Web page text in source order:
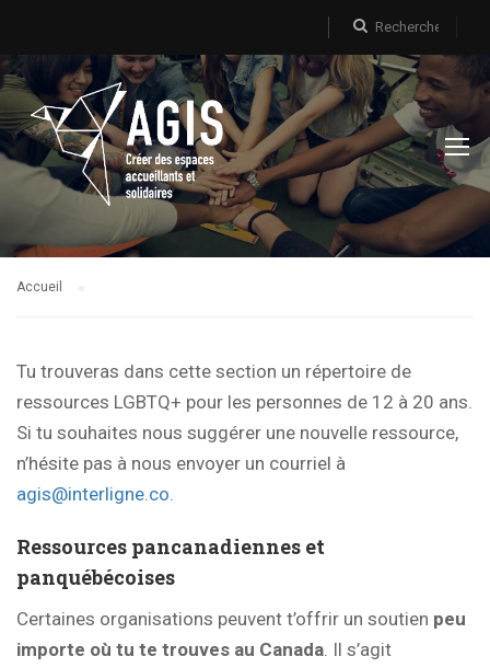
Accueil
Tu trouveras dans cette section un répertoire de
ressources LGBTQ+ pour les personnes de 12 à 20 ans.
Si tu souhaites nous suggérer une nouvelle ressource,
n’hésite pas à nous envoyer un courriel à
agis@interligne.co.
Ressources pancanadiennes et
panquébécoises
Certaines organisations peuvent t’offrir un soutien peu
importe où tu te trouves au Canada. Il s’agit